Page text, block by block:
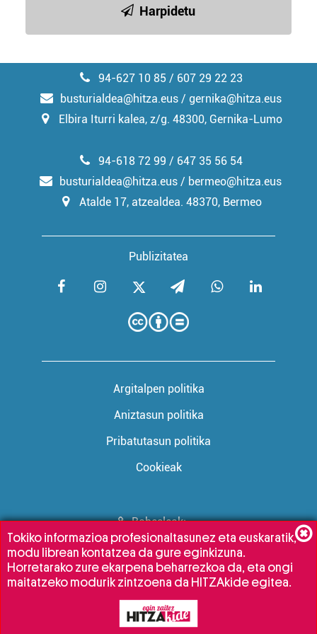
Harpidetu
94-627 10 85 / 607 29 22 23
busturialdea@hitza.eus / gernika@hitza.eus
Elbira Iturri kalea, z/g. 48300, Gernika-Lumo
Publizitatea
94-618 72 99 / 647 35 56 54
busturialdea@hitza.eus / bermeo@hitza.eus
Atalde 17, atzealdea. 48370, Bermeo
Argitalpen politika
Aniztasun politika
Pribatutasun politika
Cookieak
Babesleak:
Tokiko informazioa profesionaltasunez eta euskaratik,
modu librean kontatzea da gure eginkizuna.
Horretarako zure ekarpena beharrezkoa da, eta ongi
maitatzeko modurik zintzoena da HITZAkide egitea.